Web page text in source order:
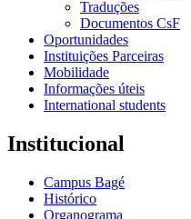
Traduções
Documentos CsF
Oportunidades
Instituições Parceiras
Mobilidade
Informações úteis
International students
Institucional
Campus Bagé
Histórico
Organograma